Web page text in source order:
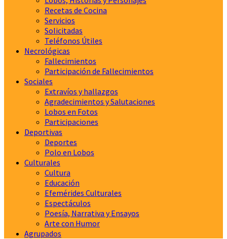
Recetas de Cocina
Servicios
Solicitadas
Teléfonos Útiles
Necrológicas
Fallecimientos
Participación de Fallecimientos
Sociales
Extravíos y hallazgos
Agradecimientos y Salutaciones
Lobos en Fotos
Participaciones
Deportivas
Deportes
Polo en Lobos
Culturales
Cultura
Educación
Efemérides Culturales
Espectáculos
Poesía, Narrativa y Ensayos
Arte con Humor
Agrupados